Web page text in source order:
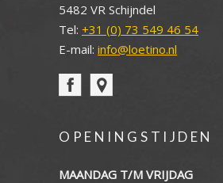
5482 VR Schijndel
Tel: +31 (0) 73 549 46 54
E-mail: info@loetino.nl
OPENINGSTIJDEN
MAANDAG T/M VRIJDAG